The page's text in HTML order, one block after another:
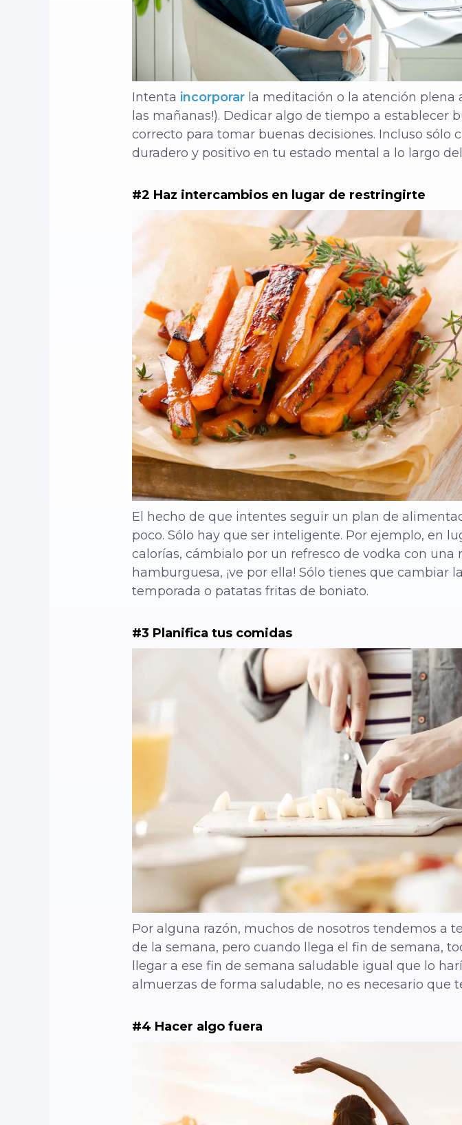
Intenta incorporar la meditación o la atención
las mañanas!). Dedicar algo de tiempo a
correcto para tomar buenas decisiones. Incluso
duradero y positivo en tu estado mental a lo largo
#2 Haz intercambios en lugar de restringirte
El hecho de que intentes seguir un plan de
poco. Sólo hay que ser inteligente. Por ejemplo, en
calorías, cámbialo por un refresco de vodka con una
hamburguesa, ¡ve por ella! Sólo tienes que
temporada o patatas fritas de boniato.
#3 Planifica tus comidas
Por alguna razón, muchos de nosotros tendemos a
de la semana, pero cuando llega el fin de semana,
llegar a ese fin de semana saludable igual que lo
almuerzas de forma saludable, no es necesario que
#4 Hacer algo fuera